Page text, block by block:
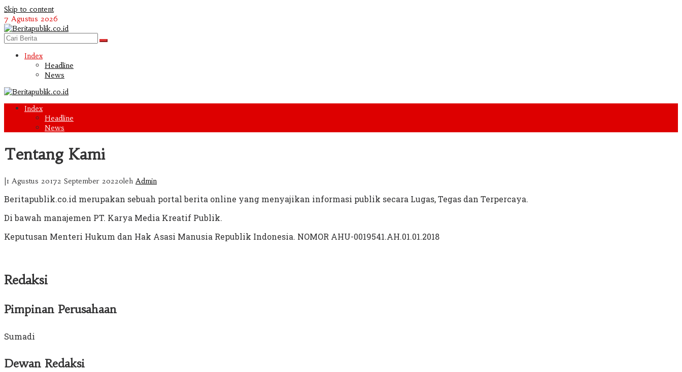
Skip to content
7 Agustus 2026
Index
Headline
News
Index
Headline
News
Tentang Kami
1 Agustus 20172 September 2022oleh Admin
Beritapublik.co.id merupakan sebuah portal berita online yang menyajikan informasi publik secara Lugas, Tegas dan Terpercaya.
Di bawah manajemen PT. Karya Media Kreatif Publik.
Keputusan Menteri Hukum dan Hak Asasi Manusia Republik Indonesia. NOMOR AHU-0019541.AH.01.01.2018
Redaksi
Pimpinan Perusahaan
Sumadi
Dewan Redaksi